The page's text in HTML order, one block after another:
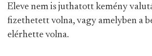
Eleve nem is juthatott kemény
fizethetett volna, vagy amelyben a
elérhette volna.